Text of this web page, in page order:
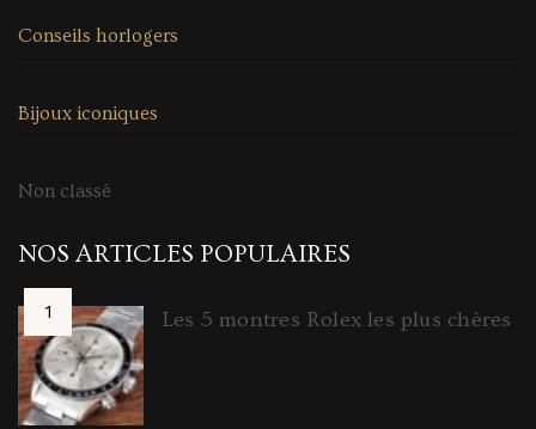
Conseils horlogers
Bijoux iconiques
Non classé
NOS ARTICLES POPULAIRES
Les 5 montres Rolex les plus chères